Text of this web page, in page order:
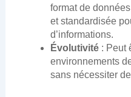
format de
et standardisée
d’informations.
Évolutivité: Peut
environnements
sans nécessiter